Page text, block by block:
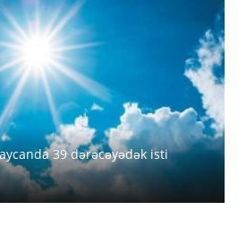
39 dərəcəyədək isti
5-nə gözlənilən hava şəraiti
və Yevlaxda güzəştli mənzilləri